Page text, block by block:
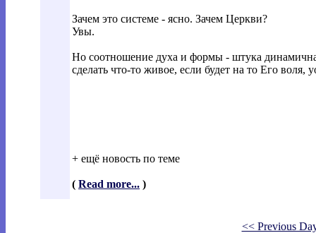
Зачем это системе - ясно. Зачем Церкви?
Увы.
Но соотношение духа и формы - штука
сделать что-то живое, если будет на то Его воля,
+ ещё новость по теме
( Read more... )
<< Previous